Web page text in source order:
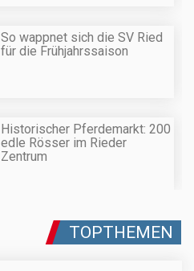
So wappnet sich die SV Ried
für die Frühjahrssaison
Historischer Pferdemarkt: 200
edle Rösser im Rieder
Zentrum
TOPTHEMEN